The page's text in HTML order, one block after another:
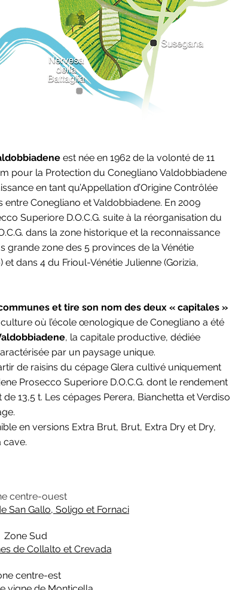
Crevada
Collalto
est née en 1962 de la volonté de 11
pour la Protection du Conegliano Valdobbiadene
en tant qu’Appellation d’Origine Contrôlée
entre Conegliano et Valdobbiadene. En 2009
Superiore D.O.C.G. suite à la réorganisation du
dans la zone historique et la reconnaissance
grande zone des 5 provinces de la Vénétie
dans 4 du Frioul-Vénétie Julienne (Gorizia,
et tire son nom des deux « capitales »
où l’école œnologique de Conegliano a été
, la capitale productive, dédiée
par un paysage unique.
de raisins du cépage Glera cultivé uniquement
Prosecco Superiore D.O.C.G. dont le rendement
13,5 t. Les cépages Perera, Bianchetta et Verdiso
en versions Extra Brut, Brut, Extra Dry et Dry,
cave.
centre-ouest
San Gallo, Soligo et Fornaci
Zone Sud
de Collalto et Crevada
centre-est